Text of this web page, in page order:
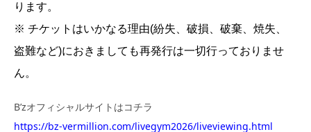
ります。
※ チケットはいかなる理由(紛失、破損、破棄、焼失、
盗難など)におきましても再発行は一切行っておりませ
ん。
B’zオフィシャルサイトはコチラ
https://bz-vermillion.com/livegym2026/liveviewing.html